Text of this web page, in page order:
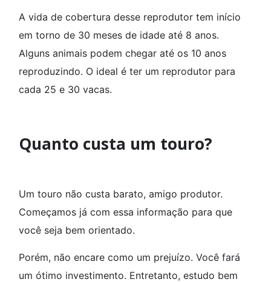
A vida de cobertura desse reprodutor tem início
em torno de 30 meses de idade até 8 anos.
Alguns animais podem chegar até os 10 anos
reproduzindo. O ideal é ter um reprodutor para
cada 25 e 30 vacas.
Quanto custa um touro?
Um touro não custa barato, amigo produtor.
Começamos já com essa informação para que
você seja bem orientado.
Porém, não encare como um prejuízo. Você fará
um ótimo investimento. Entretanto, estudo bem